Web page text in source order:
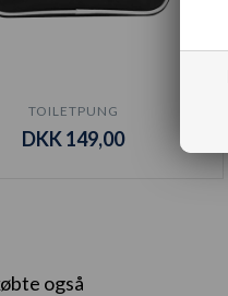
TOILETPUNG
DKK 149,00
også